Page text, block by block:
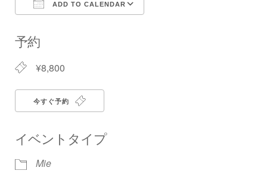
ADD TO CALENDAR
予約
¥8,800
今すぐ予約
イベントタイプ
Mie